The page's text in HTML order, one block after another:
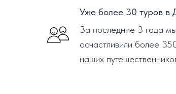
Уже более 30 туров в
За последние 3 года
осчастливили более
наших